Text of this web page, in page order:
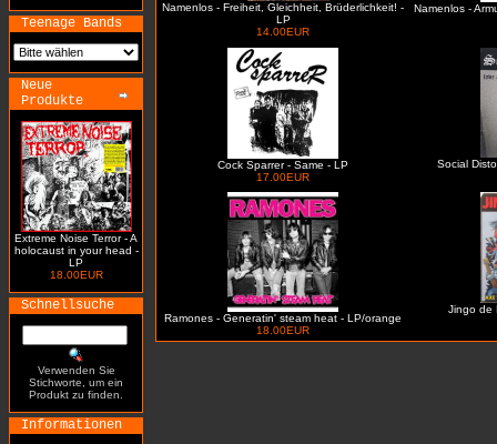
Teenage Bands
Neue
Produkte
Extreme Noise Terror - A
holocaust in your head -
LP
18.00EUR
Schnellsuche
Verwenden Sie
Stichworte, um ein
Produkt zu finden.
Informationen
Namenlos - Freiheit, Gleichheit, Brüderlichkeit! -
LP
14.00EUR
Namenlos -
Cock Sparrer - Same - LP
17.00EUR
Social
Ramones - Generatin' steam heat - LP/orange
18.00EUR
Jingo de